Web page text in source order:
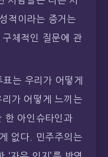
적이라는 증거는
체적인 질문에 관
는 우리가 어떻게
가 어떻게 느끼는
한 아인슈타인과
없다. 민주주의는